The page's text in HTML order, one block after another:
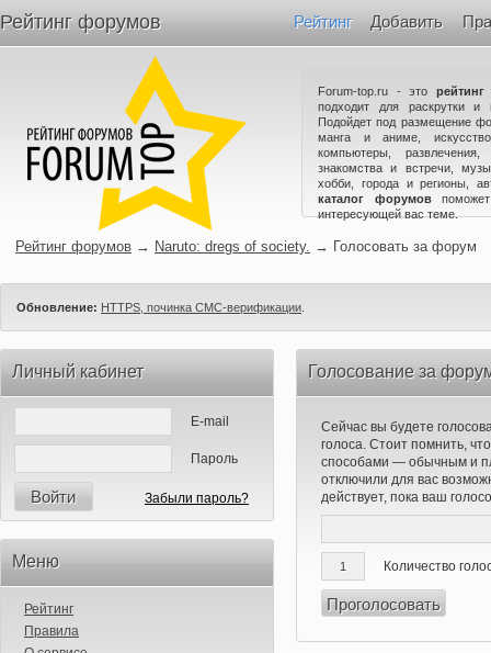
Рейтинг форумов Рейтинг Добавить
Forum-top.ru - это
подходит для раскрутки и
Подойдет под размещение
манга и аниме,
компьютеры,
знакомства и встречи,
хобби, города и регионы,
каталог форумов
интересующей вас теме.
Рейтинг форумов → Naruto: dregs of society. → Голосовать за форум
Обновление: HTTPS, починка СМС-верификации
Личный кабинет
E-mail
Пароль
Войти Забыли пароль?
Меню
Рейтинг
Правила
Голосование за
Сейчас вы будете
голоса. Стоит помнить,
способами — обычным и
отключили для вас
действует, пока ваш
Количество